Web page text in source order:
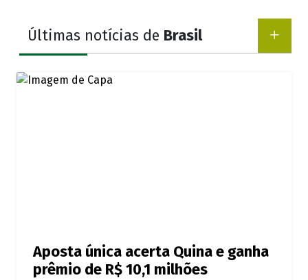
Últimas notícias de Brasil
Aposta única acerta Quina e ganha
prêmio de R$ 10,1 milhões